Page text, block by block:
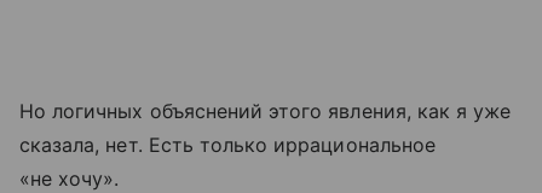
Но логичных объяснений этого явления, как я уже
сказала, нет. Есть только иррациональное
«не хочу».